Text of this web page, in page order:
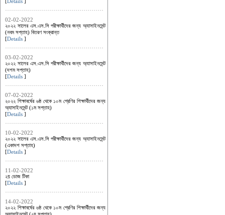
02-02-2022
২০২২ সালের এস.এস.সি পরীক্ষার্থীদের জন্য অ্যাসাইনমেন্ট
(নবম সপ্তাহ) বিতরণ সংক্রান্ত
[Details ]
03-02-2022
২০২২ সালের এস.এস.সি পরীক্ষার্থীদের জন্য অ্যাসাইনমেন্ট
(দশম সপ্তাহ)
[Details ]
07-02-2022
২০২২ শিক্ষাবর্ষের ৬ষ্ঠ থেকে ১০ম শ্রেণির শিক্ষার্থীদের জন্য
অ্যাসাইনমেন্ট (১ম সপ্তাহ)
[Details ]
10-02-2022
২০২২ সালের এস.এস.সি পরীক্ষার্থীদের জন্য অ্যাসাইনমেন্ট
(একাদশ সপ্তাহ)
[Details ]
11-02-2022
২য় ডোজ টিকা
[Details ]
14-02-2022
২০২২ শিক্ষাবর্ষের ৬ষ্ঠ থেকে ১০ম শ্রেণির শিক্ষার্থীদের জন্য